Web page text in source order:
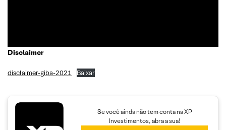
Disclaimer
disclaimer-giba-2021 Baixar
Se você ainda não tem conta na XP
Investimentos, abra a sua!